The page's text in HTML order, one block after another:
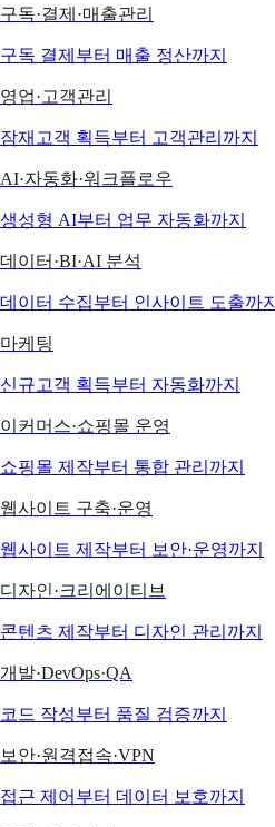
구독·결제·매출관리
구독 결제부터 매출 정산까지
영업·고객관리
잠재고객 획득부터 고객관리까지
AI·자동화·워크플로우
생성형 AI부터 업무 자동화까지
데이터·BI·AI 분석
데이터 수집부터 인사이트 도출까지
마케팅
신규고객 획득부터 자동화까지
이커머스·쇼핑몰 운영
쇼핑몰 제작부터 통합 관리까지
웹사이트 구축·운영
웹사이트 제작부터 보안·운영까지
디자인·크리에이티브
콘텐츠 제작부터 디자인 관리까지
개발·DevOps·QA
코드 작성부터 품질 검증까지
보안·원격접속·VPN
접근 제어부터 데이터 보호까지